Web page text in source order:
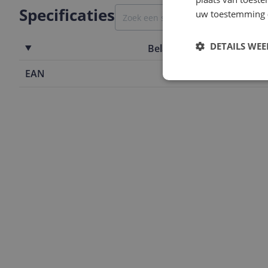
Specificaties
Belangrijkste kenmerken
EAN
uw
DETAILS